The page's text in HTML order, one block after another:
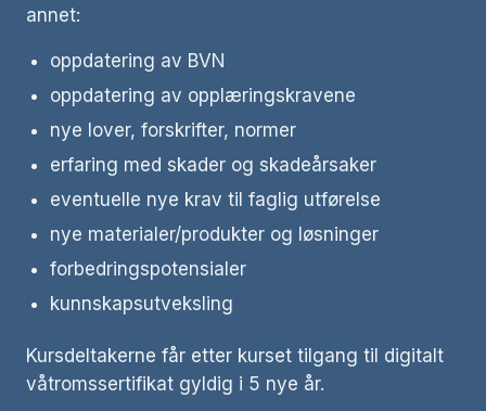
annet:
oppdatering av BVN
oppdatering av opplæringskravene
nye lover, forskrifter, normer
erfaring med skader og skadeårsaker
eventuelle nye krav til faglig utførelse
nye materialer/produkter og løsninger
forbedringspotensialer
kunnskapsutveksling
Kursdeltakerne får etter kurset tilgang til digitalt
våtromssertifikat gyldig i 5 nye år.